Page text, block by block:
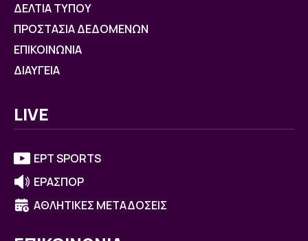
ΔΕΛΤΙΑ ΤΥΠΟΥ
ΠΡΟΣΤΑΣΙΑ ΔΕΔΟΜΕΝΩΝ
ΕΠΙΚΟΙΝΩΝΙΑ
ΔΙΑΥΓΕΙΑ
LIVE
ΕΡΤ SPORTS
ΕΡΑΣΠΟΡ
ΑΘΛΗΤΙΚΕΣ ΜΕΤΑΔΟΣΕΙΣ